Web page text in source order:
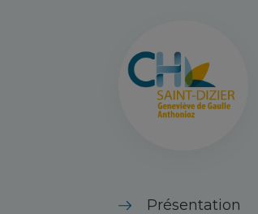
Présentation